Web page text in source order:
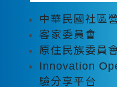
中華民國社區
客家委員會
原住民族委員
Innovation
驗分享平台